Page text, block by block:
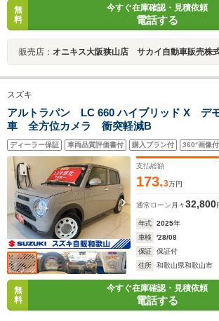
無
料
今すぐ在庫確認・見積依頼
電話する
販売店： オニキス大阪狭山店 サカイ自動車販売株
スズキ
アルトラパン LC 660 ハイブリッド X デ
車 全方位カメラ 衝突軽減B
ディーラー保証 車両品質評価書付 購入プラン付 360°画像付
支払総額
173.3万円
通常ローン 月々32,800
年式 2025年
車検
'28/08
保証
保証付
住所
和歌山県和歌山市
無
料
今すぐ在庫確認・見積依頼
電話する